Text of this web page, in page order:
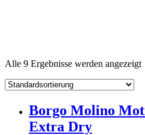
Alle 9 Ergebnisse werden angezeigt
Borgo Molino
Extra Dry